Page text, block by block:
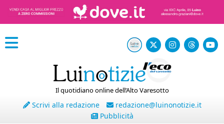
Il quotidiano online dell’Alto Varesotto
Scrivi alla redazione
redazione@luinonotizie.it
Pubblicità